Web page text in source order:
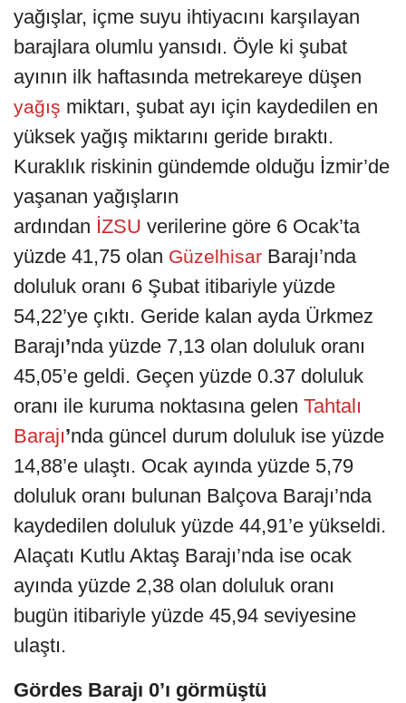
yağışlar, içme suyu ihtiyacını karşılayan
barajlara olumlu yansıdı. Öyle ki şubat
ayının ilk haftasında metrekareye düşen
yağış miktarı, şubat ayı için kaydedilen en
yüksek yağış miktarını geride bıraktı.
Kuraklık riskinin gündemde olduğu İzmir’de
yaşanan yağışların
ardından İZSU verilerine göre 6 Ocak’ta
yüzde 41,75 olan Güzelhisar Barajı’nda
doluluk oranı 6 Şubat itibariyle yüzde
54,22’ye çıktı. Geride kalan ayda Ürkmez
Barajı’nda yüzde 7,13 olan doluluk oranı
45,05’e geldi. Geçen yüzde 0.37 doluluk
oranı ile kuruma noktasına gelen Tahtalı
Barajı’nda güncel durum doluluk ise yüzde
14,88’e ulaştı. Ocak ayında yüzde 5,79
doluluk oranı bulunan Balçova Barajı’nda
kaydedilen doluluk yüzde 44,91’e yükseldi.
Alaçatı Kutlu Aktaş Barajı’nda ise ocak
ayında yüzde 2,38 olan doluluk oranı
bugün itibariyle yüzde 45,94 seviyesine
ulaştı.
Gördes Barajı 0’ı görmüştü